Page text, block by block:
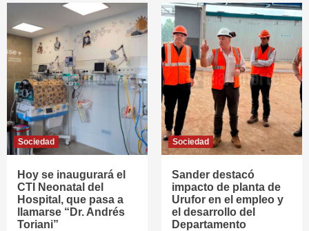
Sociedad
Hoy se inaugurará el
CTI Neonatal del
Hospital, que pasa a
llamarse “Dr. Andrés
Toriani”
Sociedad
Sander destacó
impacto de planta de
Urufor en el empleo y
el desarrollo del
Departamento